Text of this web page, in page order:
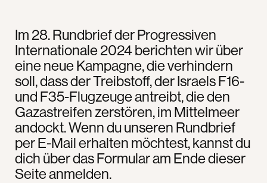
Im 28. Rundbrief der Progressiven
Internationale 2024 berichten wir über
eine neue Kampagne, die verhindern
soll, dass der Treibstoff, der Israels F16-
und F35-Flugzeuge antreibt, die den
Gazastreifen zerstören, im Mittelmeer
andockt. Wenn du unseren Rundbrief
per E-Mail erhalten möchtest, kannst du
dich über das Formular am Ende dieser
Seite anmelden.